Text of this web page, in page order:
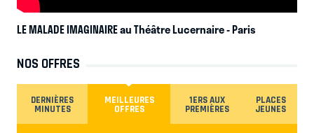
LE MALADE IMAGINAIRE au Théâtre Lucernaire- Paris
NOS OFFRES
DERNIÈRES
MINUTES
MEILLEURES
OFFRES
1ERS AUX
PREMIÈRES
PLACES
JEUNES